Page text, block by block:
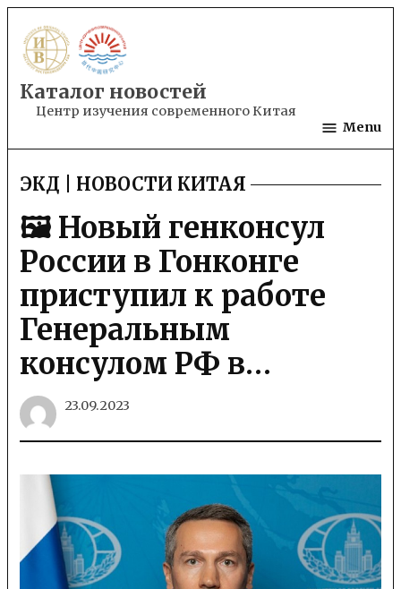
to
content
Каталог новостей
Центр изучения современного Китая
Menu
POSTED
IN
ЭКД | НОВОСТИ КИТАЯ
🖼 Новый генконсул
России в Гонконге
приступил к работе
Генеральным
консулом РФ в…
23.09.2023